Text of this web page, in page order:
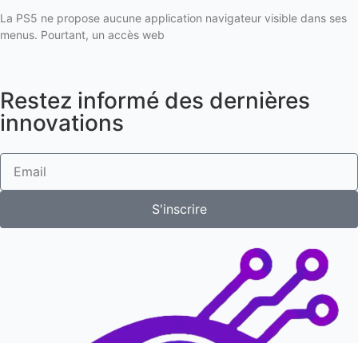
La PS5 ne propose aucune application navigateur visible dans ses
menus. Pourtant, un accès web
Restez informé des dernières
innovations
S'inscrire